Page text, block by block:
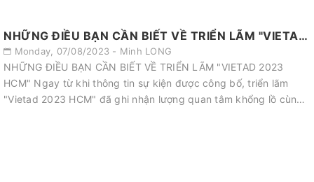
NHỮNG ĐIỀU BẠN CẦN BIẾT VỀ TRIỂN LÃM "VIETAD 2023 HCM"
Monday, 07/08/2023 - Minh LONG
NHỮNG ĐIỀU BẠN CẦN BIẾT VỀ TRIỂN LÃM "VIETAD 2023
HCM" Ngay từ khi thông tin sự kiện được công bố, triển lãm
"Vietad 2023 HCM" đã ghi nhận lượng quan tâm khổng lồ cùng